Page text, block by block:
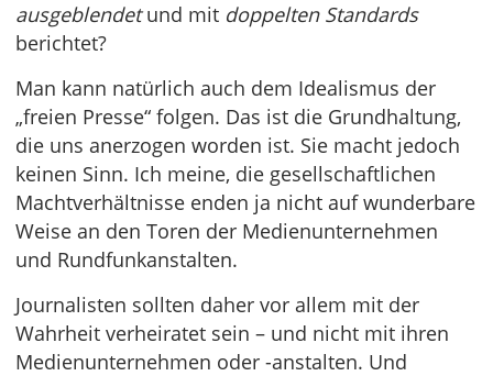
ausgeblendetund mit doppelten Standards
berichtet?
Man kann natürlich auch dem Idealismus der
„freien Presse“ folgen. Das ist die Grundhaltung,
die uns anerzogen worden ist. Sie macht jedoch
keinen Sinn. Ich meine, die gesellschaftlichen
Machtverhältnisse enden ja nicht auf wunderbare
Weise an den Toren der Medienunternehmen
und Rundfunkanstalten.
Journalisten sollten daher vor allem mit der
Wahrheit verheiratet sein – und nicht mit ihren
Medienunternehmen oder -anstalten. Und